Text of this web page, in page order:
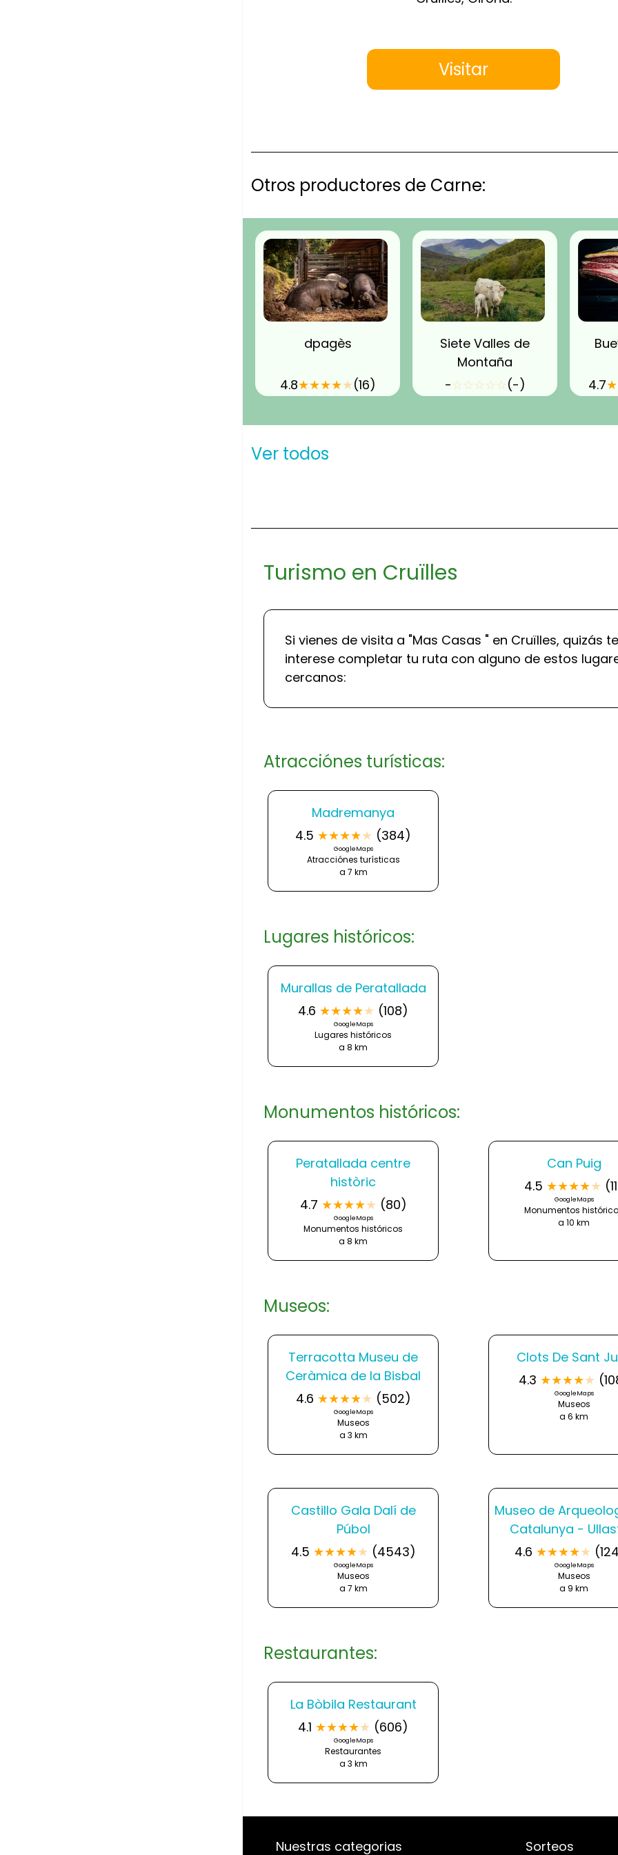
Visitar
Otros productores de Carne:
dpagès
4.8★★★★★(16)
Siete Valles de
Montaña
-☆☆☆☆☆(-) 4.7★
Ver todos
Turismo en Cruïlles
Si vienes de visita a "Mas Casas " en Cruïlles, quizás te
interese completar tu ruta con alguno de estos
cercanos:
Atracciónes turísticas:
Madremanya
4.5 ★★★★★ (384)
GoogleMaps
Atracciónes turísticas
a 7 km
Lugares históricos:
Murallas de Peratallada
4.6 ★★★★★ (108)
GoogleMaps
Lugares históricos
a 8 km
Monumentos históricos:
Peratallada centre
històric
4.7 ★★★★★ (80)
GoogleMaps
Monumentos históricos
a 8 km
Can Puig
4.5 ★★★★★
GoogleMaps
Monumentos
a 10 km
Museos:
Terracotta Museu de
Ceràmica de la Bisbal
4.6 ★★★★★ (502)
GoogleMaps
Museos
a 3 km
Clots De Sant
4.3 ★★★★★
GoogleMaps
Museos
a 6 km
Castillo Gala Dalí de
Púbol
4.5 ★★★★★ (4543)
GoogleMaps
Museos
a 7 km
Museo de
Catalunya -
4.6 ★★★★★
GoogleMaps
Museos
a 9 km
Restaurantes:
La Bòbila Restaurant
4.1 ★★★★★ (606)
GoogleMaps
Restaurantes
a 3 km
Nuestras categorias Sorteos